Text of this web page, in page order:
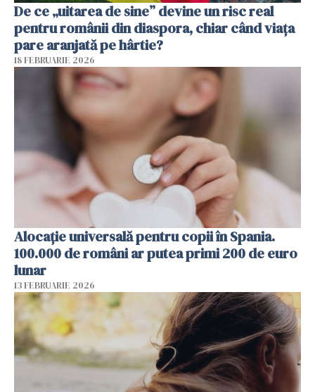
De ce „uitarea de sine” devine un risc real
pentru românii din diaspora, chiar când viața
pare aranjată pe hârtie?
18 FEBRUARIE 2026
Alocație universală pentru copii în Spania.
100.000 de români ar putea primi 200 de euro
lunar
13 FEBRUARIE 2026